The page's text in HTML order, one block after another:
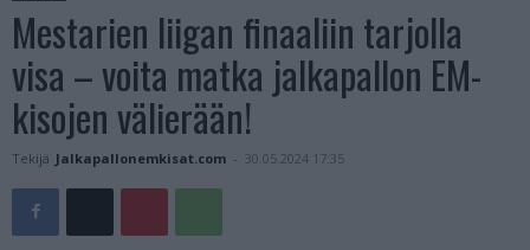
Mestarien liigan finaaliin tarjolla
visa – voita matka jalkapallon EM-
kisojen välierään!
Tekijä Jalkapallonemkisat.com - 30.05.2024 17:35